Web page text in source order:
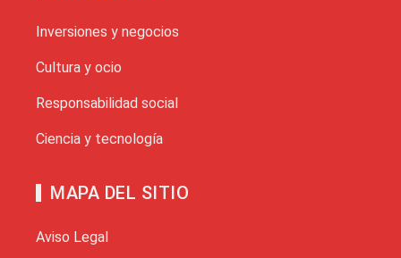
Inversiones y negocios
Cultura y ocio
Responsabilidad social
Ciencia y tecnología
MAPA DEL SITIO
Aviso Legal